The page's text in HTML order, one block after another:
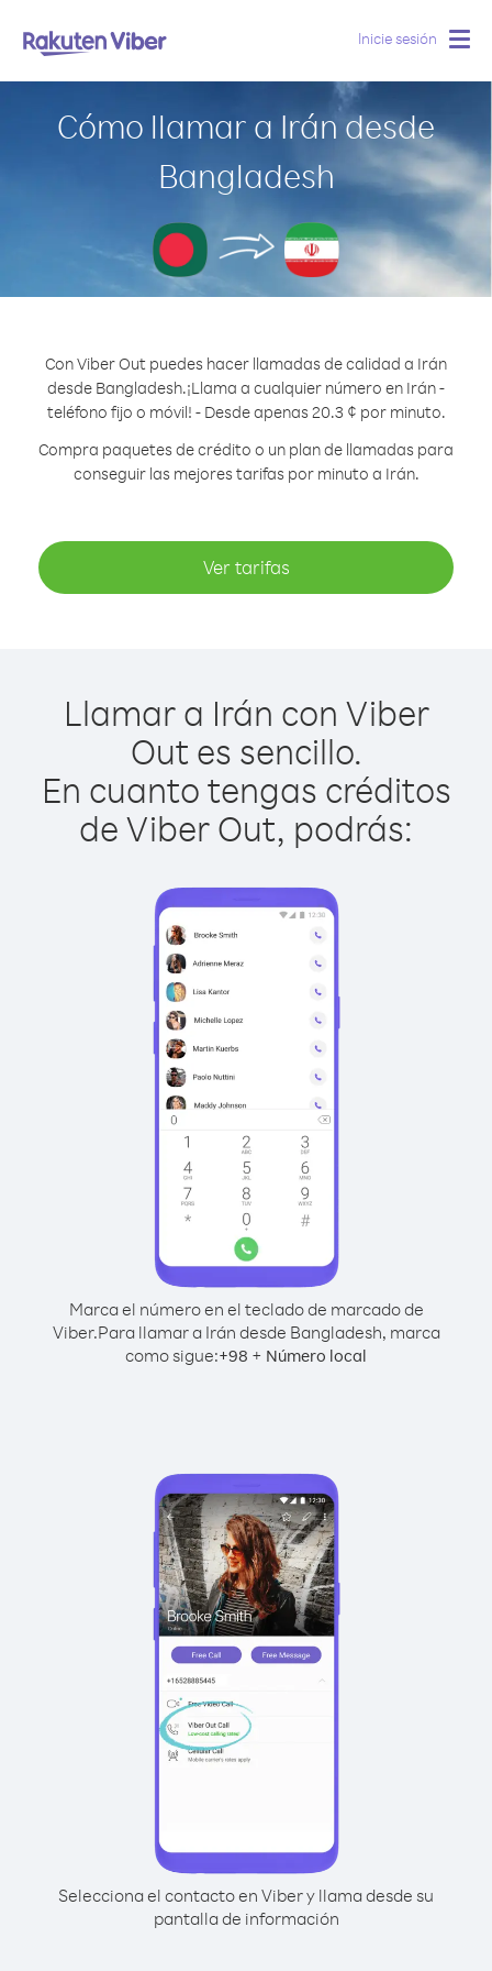
Inicie sesión
Cómo llamar a Irán desde
Bangladesh
Con Viber Out puedes hacer llamadas de calidad a Irán
desde Bangladesh.¡Llama a cualquier número en Irán -
teléfono fijo o móvil! - Desde apenas 20.3 ¢ por minuto.
Compra paquetes de crédito o un plan de llamadas para
conseguir las mejores tarifas por minuto a Irán.
Ver tarifas
Llamar a Irán con Viber
Out es sencillo.
En cuanto tengas créditos
de Viber Out, podrás:
Marca el número en el teclado de marcado de
Viber.Para llamar a Irán desde Bangladesh, marca
como sigue:+98 + Número local
Selecciona el contacto en Viber y llama desde su
pantalla de información